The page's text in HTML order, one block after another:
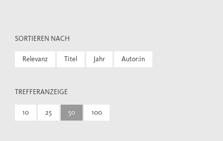
SORTIEREN NACH
Relevanz Titel Jahr Autor:in
TREFFERANZEIGE
10 25 50 100